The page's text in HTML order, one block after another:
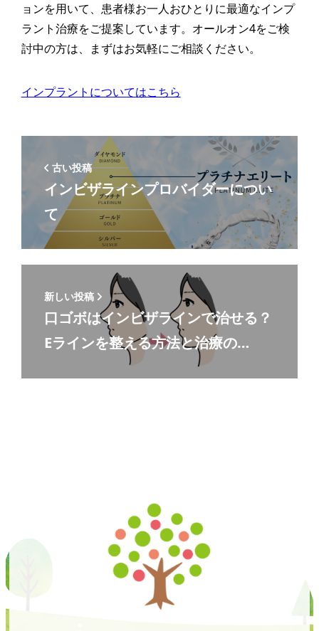
ョンを用いて、患者様お一人おひとりに最適なインプ
ラント治療をご提案しています。オールオン4をご検
討中の方は、まずはお気軽にご相談ください。
インプラントについてはこちら
古い投稿
インビザラインプロバイダーについ
て
新しい投稿
口ゴボはインビザラインで治せる？
Eラインを整える方法と治療の…